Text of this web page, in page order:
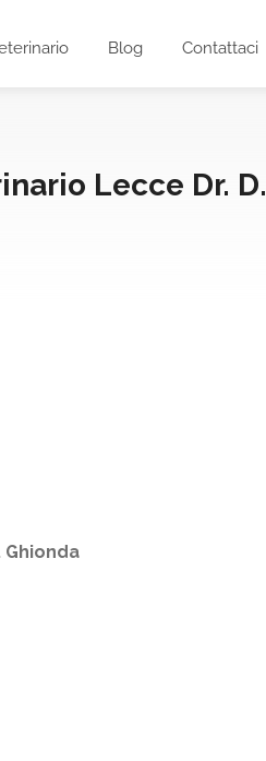
Blog Contattaci
Lecce Dr. D.